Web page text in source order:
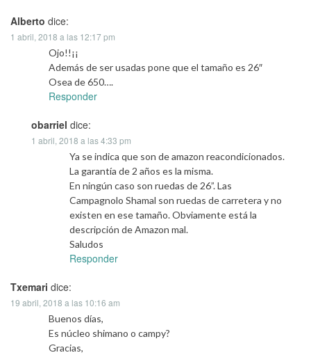
Alberto dice:
1 abril, 2018 a las 12:17 pm
Ojo!!¡¡
Además de ser usadas pone que el tamaño es 26″
Osea de 650….
Responder
obarriel dice:
1 abril, 2018 a las 4:33 pm
Ya se indica que son de amazon reacondicionados.
La garantía de 2 años es la misma.
En ningún caso son ruedas de 26”. Las
Campagnolo Shamal son ruedas de carretera y no
existen en ese tamaño. Obviamente está la
descripción de Amazon mal.
Saludos
Responder
Txemari dice:
19 abril, 2018 a las 10:16 am
Buenos días,
Es núcleo shimano o campy?
Gracias,